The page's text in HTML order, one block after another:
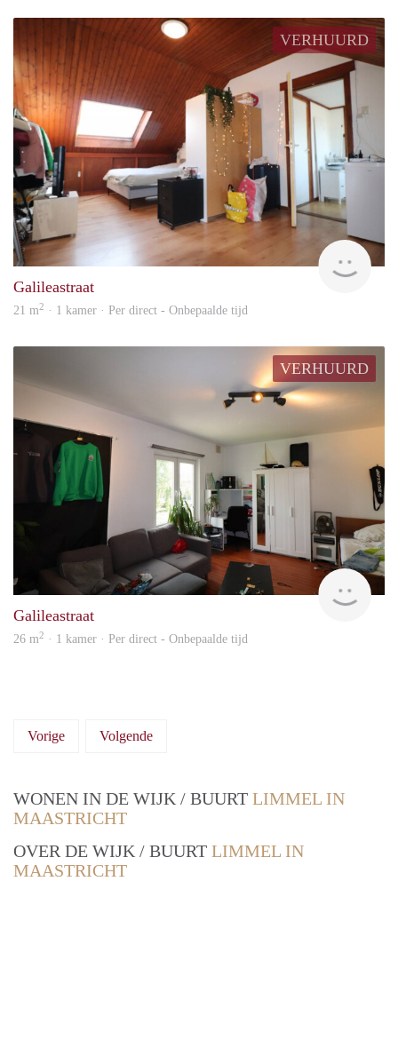
VERHUURD
Galileastraat
21 m2 · 1 kamer · Per direct - Onbepaalde tijd
VERHUURD
Galileastraat
26 m2 · 1 kamer · Per direct - Onbepaalde tijd
Vorige Volgende
WONEN IN DE WIJK / BUURT LIMMEL IN
MAASTRICHT
OVER DE WIJK / BUURT LIMMEL IN
MAASTRICHT